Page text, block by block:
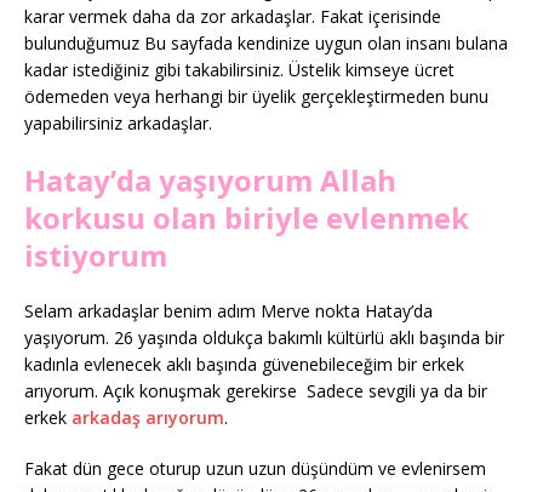
karar vermek daha da zor arkadaşlar. Fakat içerisinde
bulunduğumuz Bu sayfada kendinize uygun olan insanı bulana
kadar istediğiniz gibi takabilirsiniz. Üstelik kimseye ücret
ödemeden veya herhangi bir üyelik gerçekleştirmeden bunu
yapabilirsiniz arkadaşlar.
Hatay’da yaşıyorum Allah
korkusu olan biriyle evlenmek
istiyorum
Selam arkadaşlar benim adım Merve nokta Hatay’da
yaşıyorum. 26 yaşında oldukça bakımlı kültürlü aklı başında bir
kadınla evlenecek aklı başında güvenebileceğim bir erkek
arıyorum. Açık konuşmak gerekirse Sadece sevgili ya da bir
erkek arkadaş arıyorum.
Fakat dün gece oturup uzun uzun düşündüm ve evlenirsem